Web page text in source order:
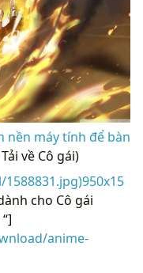
nền máy tính để bàn
về Cô gái)
cho Cô gái
anime-